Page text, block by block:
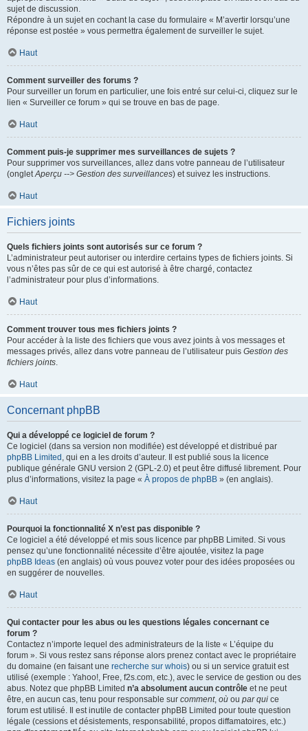
sujet de discussion.
Répondre à un sujet en cochant la case du formulaire « M’avertir lorsqu’une
réponse est postée » vous permettra également de surveiller le sujet.
Haut
Comment surveiller des forums ?
Pour surveiller un forum en particulier, une fois entré sur celui-ci, cliquez sur le
lien « Surveiller ce forum » qui se trouve en bas de page.
Haut
Comment puis-je supprimer mes surveillances de sujets ?
Pour supprimer vos surveillances, allez dans votre panneau de l’utilisateur
(ongletAperçu --> Gestion des surveillances) et suivez les instructions.
Haut
Fichiers joints
Quels fichiers joints sont autorisés sur ce forum ?
L’administrateur peut autoriser ou interdire certains types de fichiers joints. Si
vous n’êtes pas sûr de ce qui est autorisé à être chargé, contactez
l’administrateur pour plus d’informations.
Haut
Comment trouver tous mes fichiers joints ?
Pour accéder à la liste des fichiers que vous avez joints à vos messages et
messages privés, allez dans votre panneau de l’utilisateur puis Gestion des
fichiers joints.
Haut
Concernant phpBB
Qui a développé ce logiciel de forum ?
Ce logiciel (dans sa version non modifiée) est développé et distribué par
phpBB Limited , qui en a les droits d’auteur. Il est publié sous la licence
publique générale GNU version 2 (GPL-2.0) et peut être diffusé librement. Pour
plus d’informations, visitez la page « À propos de phpBB » (en anglais).
Haut
Pourquoi la fonctionnalité X n’est pas disponible ?
Ce logiciel a été développé et mis sous licence par phpBB Limited. Si vous
pensez qu’une fonctionnalité nécessite d’être ajoutée, visitez la page
phpBB Ideas (en anglais) où vous pouvez voter pour des idées proposées ou
en suggérer de nouvelles.
Haut
Qui contacter pour les abus ou les questions légales concernant ce
forum ?
Contactez n’importe lequel des administrateurs de la liste « L’équipe du
forum ». Si vous restez sans réponse alors prenez contact avec le propriétaire
du domaine (en faisant une recherche sur whois) ou si un service gratuit est
utilisé (exemple : Yahoo!, Free, f2s.com, etc.), avec le service de gestion ou des
abus. Notez que phpBB Limited n’a absolument aucun contrôle et ne peut
être, en aucun cas, tenu pour responsable sur comment, où ou par qui ce
forum est utilisé. Il est inutile de contacter phpBB Limited pour toute question
légale (cessions et désistements, responsabilité, propos diffamatoires, etc.)